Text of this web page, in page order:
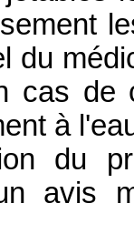
du
cas de
à
du
avis